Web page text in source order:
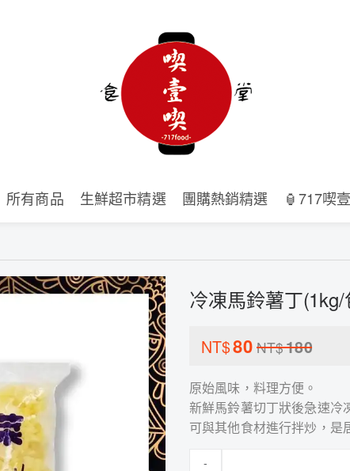
所有商品 生鮮超市精選 團購熱銷精選 🏮717喫
冷凍馬鈴薯丁(1kg/
NT$80 NT$180
原始風味，料理方便。
新鮮馬鈴薯切丁狀後急速冷
可與其他食材進行拌炒，是
-